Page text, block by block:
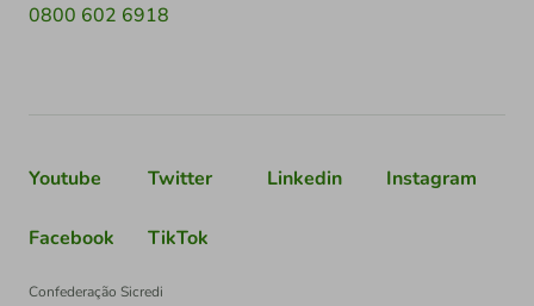
0800 602 6918
Youtube Twitter Linkedin Instagram
Facebook TikTok
Confederação Sicredi